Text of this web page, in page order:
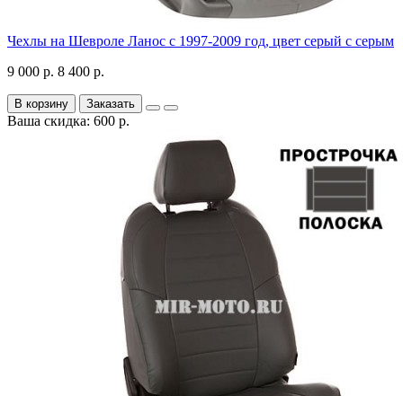
Чехлы на Шевроле Ланос с 1997-2009 год, цвет серый с серым
9 000 р. 8 400 р.
В корзину Заказать
Ваша скидка: 600 р.